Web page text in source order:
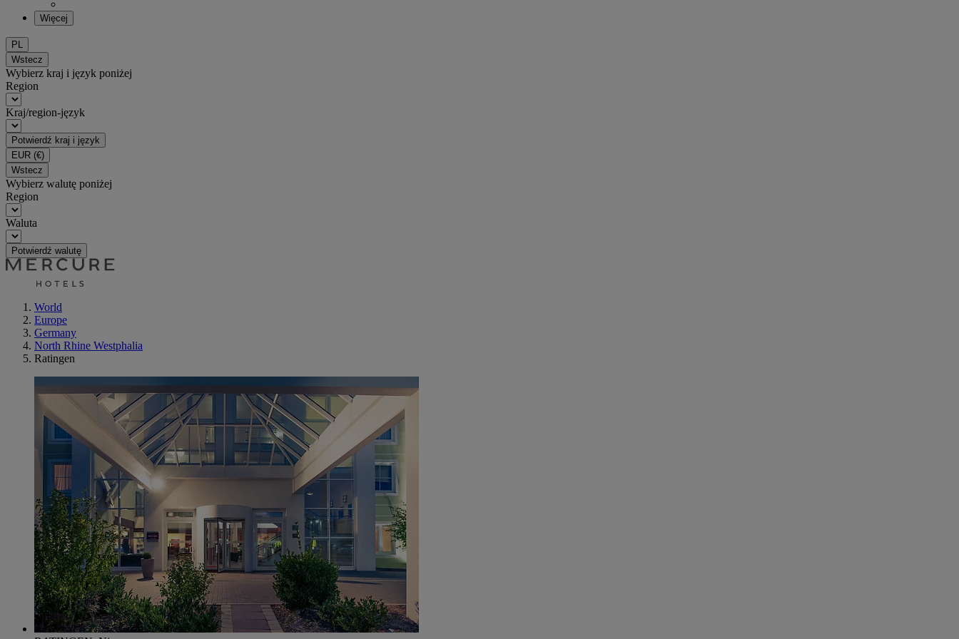
Więcej
PL
Wstecz
Wybierz kraj i język poniżej
Region
Kraj/region-język
Potwierdź kraj i język
EUR (€)
Wstecz
Wybierz walutę poniżej
Region
Waluta
Potwierdź walutę
World
Europe
Germany
North Rhine Westphalia
Ratingen